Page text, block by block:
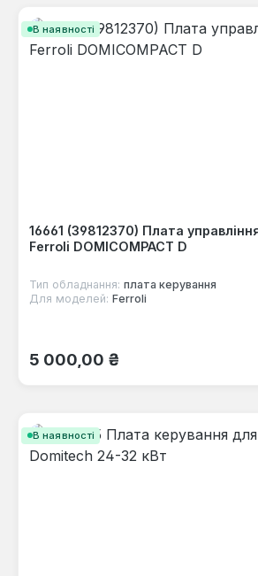
В наявності
16661 (39812370) Плата
Ferroli DOMICOMPACT D
Тип обладнання: плата керування
Для моделей: Ferroli
Звичайна ціна:
5 000,00 ₴
В наявності